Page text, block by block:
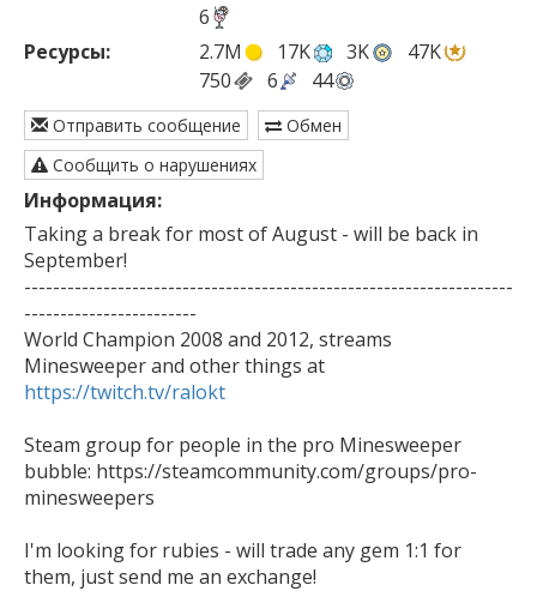
6
Ресурсы:
2.7M 17K 3K
47K
750
6 44
Отправить сообщение
Обмен
Сообщить о нарушениях
Информация:
Taking a break for most of August - will be back in
September!
--------------------------------------------------------------------
------------------------
World Champion 2008 and 2012, streams
https://twitch.tv/ralokt
Steam group for people in the pro Minesweeper
bubble: https://steamcommunity.com/groups/pro-
minesweepers
I'm looking for rubies - will trade any gem 1:1 for
them, just send me an exchange!